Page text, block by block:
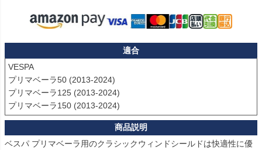
適合
VESPA
プリマベーラ50 (2013-2024)
プリマベーラ125 (2013-2024)
プリマベーラ150 (2013-2024)
ベスパ プリマベーラ用のクラシックウィンドシールドは快適性に優